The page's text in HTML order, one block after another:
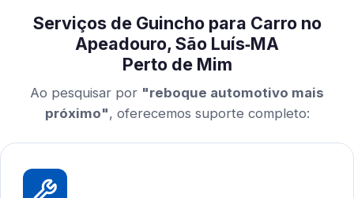
Serviços de Guincho para Carro no
Apeadouro, São Luís‑MA
Perto de Mim
Ao pesquisar por "reboque automotivo mais
próximo", oferecemos suporte completo: